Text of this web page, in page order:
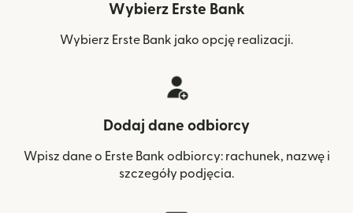
Wybierz Erste Bank
Wybierz Erste Bank jako opcję realizacji.
Dodaj dane odbiorcy
Wpisz dane o Erste Bank odbiorcy: rachunek, nazwę i
szczegóły podjęcia.